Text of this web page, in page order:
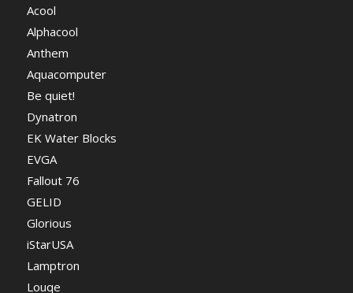
Acool
Alphacool
Anthem
Aquacomputer
Be quiet!
Dynatron
EK Water Blocks
EVGA
Fallout 76
GELID
Glorious
iStarUSA
Lamptron
Louqe